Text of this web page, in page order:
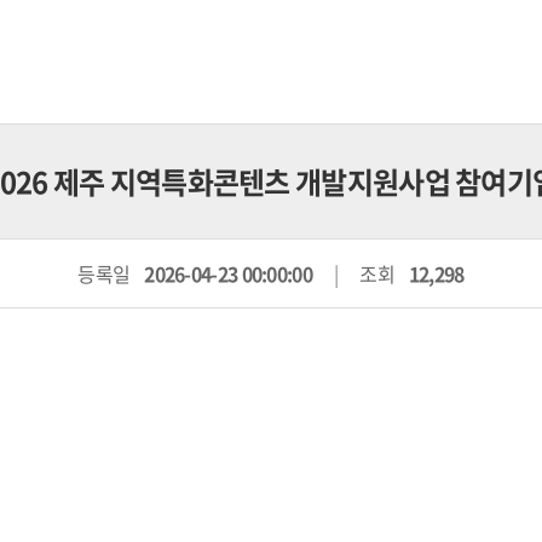
제주 지역특화콘텐츠 개발지원사업 참여기
등록일 2026-04-23 00:00:00 조회 12,298